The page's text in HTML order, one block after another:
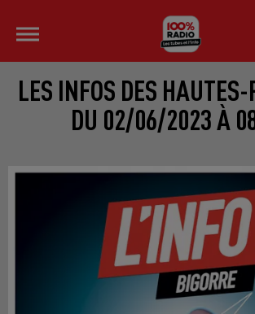
LES INFOS DES HAUTES-
DU 02/06/2023 À